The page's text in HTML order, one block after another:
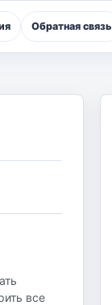
Обратная связь
все